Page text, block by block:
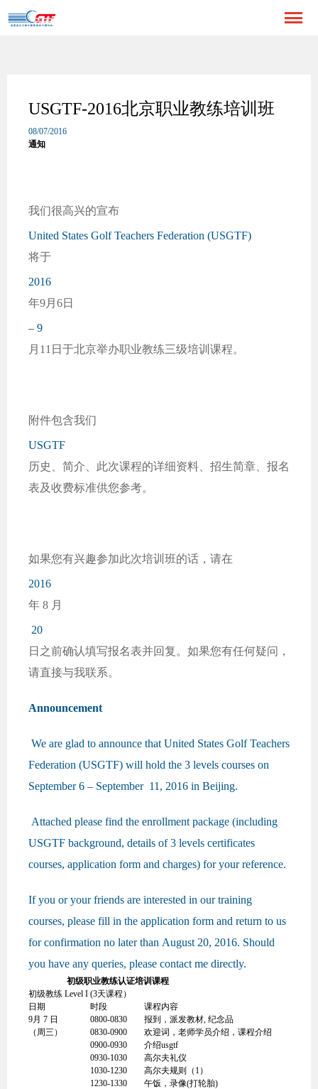
USGTF-2016北京职业教练培训班
08/07/2016
通知
我们很高兴的宣布
United States Golf Teachers Federation (USGTF)
将于
2016
年9月6日
– 9
月11日于北京举办职业教练三级培训课程。
附件包含我们
USGTF
历史、简介、此次课程的详细资料、招生简章、报名
表及收费标准供您参考。
如果您有兴趣参加此次培训班的话，请在
2016
年 8 月
20
日之前确认填写报名表并回复。如果您有任何疑问，
请直接与我联系。
Announcement
We are glad to announce that United States Golf Teachers
Federation (USGTF) will hold the 3 levels courses on
September 6 – September 11, 2016 in Beijing.
Attached please find the enrollment package (including
USGTF background, details of 3 levels certificates
courses, application form and charges) for your reference.
If you or your friends are interested in our training
courses, please fill in the application form and return to us
for confirmation no later than August 20, 2016. Should
you have any queries, please contact me directly.
初级职业教练认证培训课程
初级教练 Level I (3天课程）
日期
时段
课程内容
9月 7 日
0800-0830
报到，派发教材, 纪念品
（周三）
0830-0900
欢迎词，老师学员介绍，课程介绍
0900-0930
介绍usgtf
0930-1030
高尔夫礼仪
1030-1230
高尔夫规则（1）
1230-1330
午饭，录像(打轮胎)